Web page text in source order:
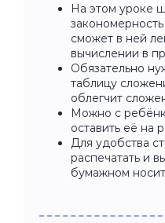
На этом уроке
сможет в ней
вычислении в
Обязательно
таблицу
облегчит
Можно с
оставить её на
Для удобства
распечатать и
бумажном